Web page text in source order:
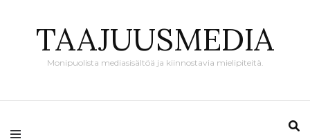
TAAJUUSMEDIA
Monipuolista mediasisältöä ja kiinnostavia mielipiteitä.